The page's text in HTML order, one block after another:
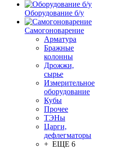
Оборудование б/у
Самогоноварение
Арматура
Бражные
колонны
Дрожжи,
сырье
Измерительное
оборудование
Кубы
Прочее
ТЭНы
Царги,
дефлегматоры
+ ЕЩЕ 6